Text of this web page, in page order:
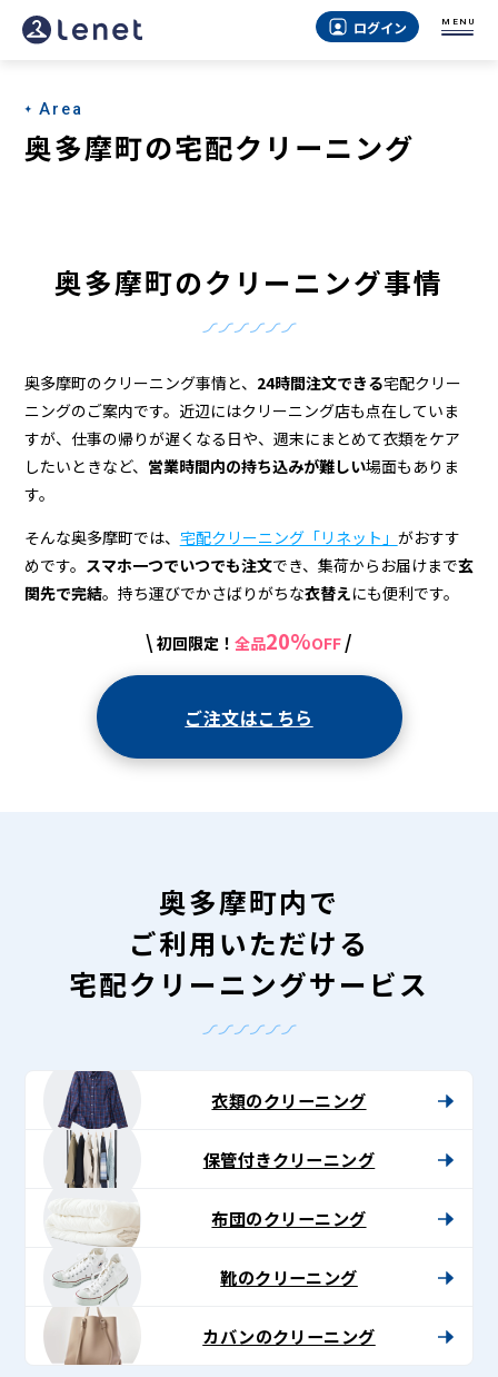
奥
摩
町
ン
グ
店
＆
宅
配
ログイン MENU
Area
奥多摩町の宅配クリーニング
奥多摩町のクリーニング事情
奥多摩町のクリーニング事情と、 24時間注文できる宅配クリー
ニングのご案内です。近辺にはクリーニング店も点在していま
すが、仕事の帰りが遅くなる日や、週末にまとめて衣類をケア
したいときなど、 営業時間内の持ち込みが難しい場面もありま
す。
そんな奥多摩町では、 宅配クリーニング「リネット」 がおすす
めです。 スマホ一つでいつでも注文でき、集荷からお届けまで玄
関先で完結。持ち運びでかさばりがちな衣替えにも便利です。
\ 初回限定！ 全品20%OFF /
ご注文はこちら
奥多摩町内で
ご利用いただける
宅配クリーニングサービス
衣類のクリーニング
保管付きクリーニング
布団のクリーニング
靴のクリーニング
カバンのクリーニング